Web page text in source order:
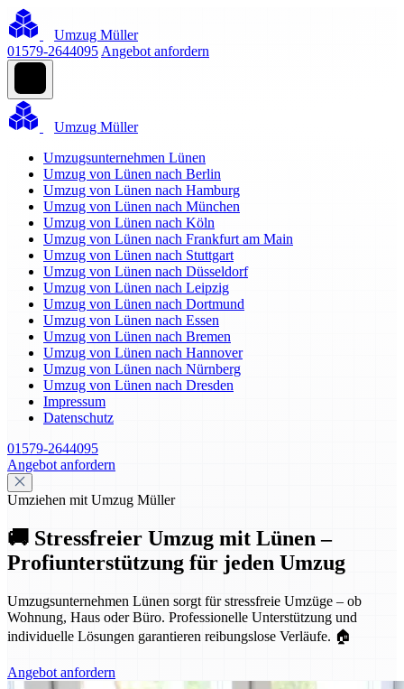
Umzug Müller
01579-2644095 Angebot anfordern
Umzug Müller
Umzugsunternehmen Lünen
Umzug von Lünen nach Berlin
Umzug von Lünen nach Hamburg
Umzug von Lünen nach München
Umzug von Lünen nach Köln
Umzug von Lünen nach Frankfurt am Main
Umzug von Lünen nach Stuttgart
Umzug von Lünen nach Düsseldorf
Umzug von Lünen nach Leipzig
Umzug von Lünen nach Dortmund
Umzug von Lünen nach Essen
Umzug von Lünen nach Bremen
Umzug von Lünen nach Hannover
Umzug von Lünen nach Nürnberg
Umzug von Lünen nach Dresden
Impressum
Datenschutz
01579-2644095
Angebot anfordern
Umziehen mit Umzug Müller
🚚 Stressfreier Umzug mit Lünen –
Profiunterstützung für jeden Umzug
Umzugsunternehmen Lünen sorgt für stressfreie Umzüge – ob
Wohnung, Haus oder Büro. Professionelle Unterstützung und
individuelle Lösungen garantieren reibungslose Verläufe. 🏠
Angebot anfordern